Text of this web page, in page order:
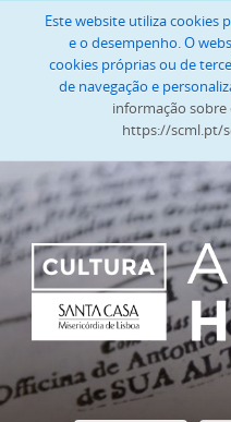
Este website utiliza cookies
e o desempenho. O
cookies próprias ou de
de navegação e
informação sobre
https://scml.pt/